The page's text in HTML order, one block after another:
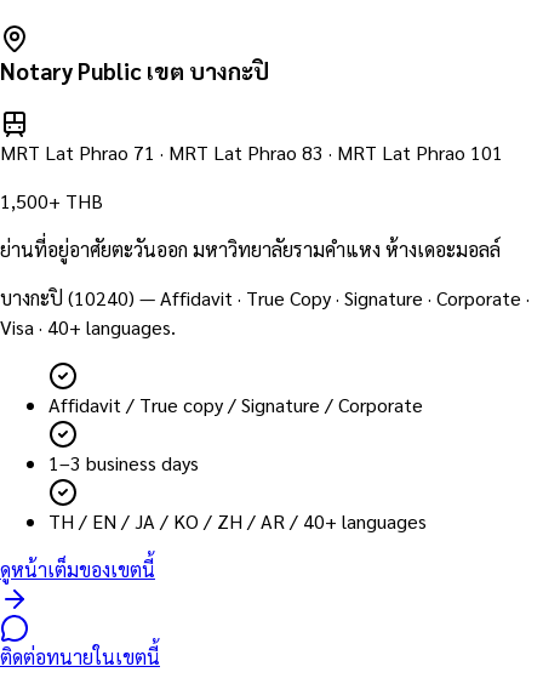
Notary Public เขต บางกะปิ
MRT Lat Phrao 71 · MRT Lat Phrao 83 · MRT Lat Phrao 101
1,500+ THB
ย่านที่อยู่อาศัยตะวันออก มหาวิทยาลัยรามคำแหง ห้างเดอะมอลล์
บางกะปิ (10240) — Affidavit · True Copy · Signature · Corporate ·
Visa · 40+ languages.
Affidavit / True copy / Signature / Corporate
1–3 business days
TH / EN / JA / KO / ZH / AR / 40+ languages
ดูหน้าเต็มของเขตนี้
ติดต่อทนายในเขตนี้